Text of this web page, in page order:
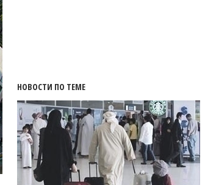
НОВОСТИ ПО ТЕМЕ